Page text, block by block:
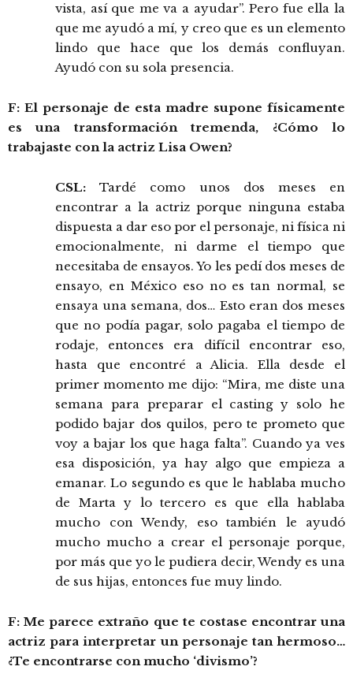
vista, así que me va a ayudar”. Pero fue ella la
que me ayudó a mí, y creo que es un elemento
lindo que hace que los demás confluyan.
Ayudó con su sola presencia.
F: El personaje de esta madre supone físicamente
es una transformación tremenda, ¿Cómo lo
trabajaste con la actriz Lisa Owen?
CSL: Tardé como unos dos meses en
encontrar a la actriz porque ninguna estaba
dispuesta a dar eso por el personaje, ni física ni
emocionalmente, ni darme el tiempo que
necesitaba de ensayos. Yo les pedí dos meses de
ensayo, en México eso no es tan normal, se
ensaya una semana, dos… Esto eran dos meses
que no podía pagar, solo pagaba el tiempo de
rodaje, entonces era difícil encontrar eso,
hasta que encontré a Alicia. Ella desde el
primer momento me dijo: “Mira, me diste una
semana para preparar el casting y solo he
podido bajar dos quilos, pero te prometo que
voy a bajar los que haga falta”. Cuando ya ves
esa disposición, ya hay algo que empieza a
emanar. Lo segundo es que le hablaba mucho
de Marta y lo tercero es que ella hablaba
mucho con Wendy, eso también le ayudó
mucho mucho a crear el personaje porque,
por más que yo le pudiera decir, Wendy es una
de sus hijas, entonces fue muy lindo.
F: Me parece extraño que te costase encontrar una
actriz para interpretar un personaje tan hermoso…
¿Te encontrarse con mucho ‘divismo’?